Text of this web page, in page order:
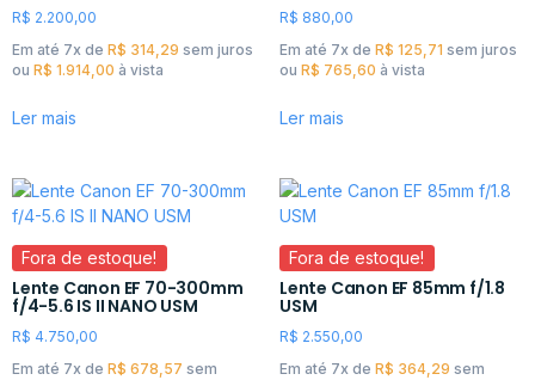
R$ 2.200,00
Em até 7x de R$ 314,29 sem juros
ou R$ 1.914,00 à vista
Ler mais
R$ 880,00
Em até 7x de R$ 125,71 sem juros
ou R$ 765,60 à vista
Ler mais
Fora de estoque!
Lente Canon EF 70-300mm
f/4-5.6 IS II NANO USM
R$ 4.750,00
Em até 7x de R$ 678,57 sem
Fora de estoque!
Lente Canon EF 85mm f/1.8
USM
R$ 2.550,00
Em até 7x de R$ 364,29 sem